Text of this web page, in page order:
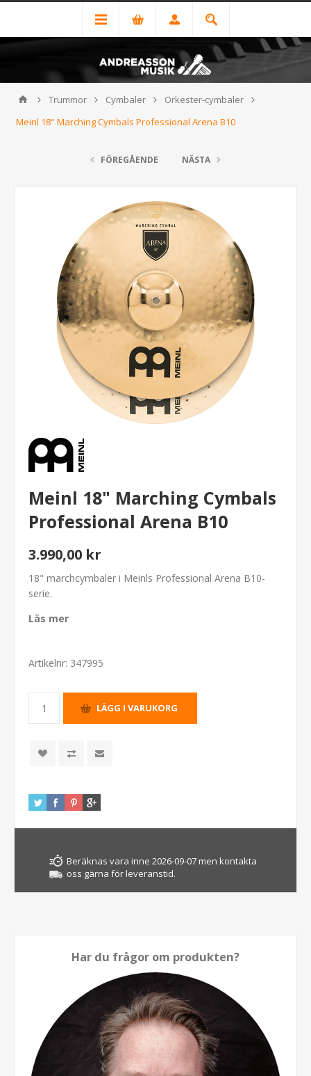
Trummor Cymbaler
Orkester-cymbaler
Meinl 18" Marching Cymbals Professional Arena B10
FÖREGÅENDE NÄSTA
Meinl 18" Marching Cymbals
Professional Arena B10
3.990,00 kr
18" marchcymbaler i Meinls Professional Arena B10-
serie.
Läs mer
Artikelnr: 347995
Beräknas vara inne 2026-09-07 men kontakta
oss gärna för leveranstid.
Har du frågor om produkten?